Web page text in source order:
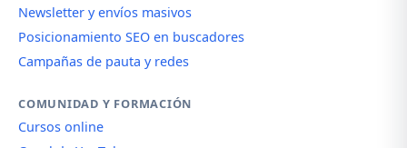
Newsletter y envíos masivos
Posicionamiento SEO en buscadores
Campañas de pauta y redes
COMUNIDAD Y FORMACIÓN
Cursos online